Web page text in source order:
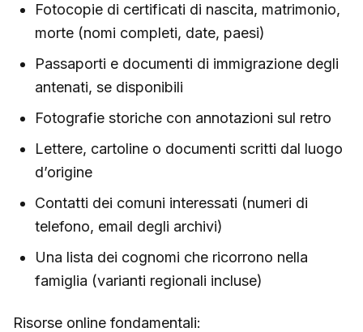
Fotocopie di certificati di nascita, matrimonio,
morte (nomi completi, date, paesi)
Passaporti e documenti di immigrazione degli
antenati, se disponibili
Fotografie storiche con annotazioni sul retro
Lettere, cartoline o documenti scritti dal luogo
d’origine
Contatti dei comuni interessati (numeri di
telefono, email degli archivi)
Una lista dei cognomi che ricorrono nella
famiglia (varianti regionali incluse)
Risorse online fondamentali: